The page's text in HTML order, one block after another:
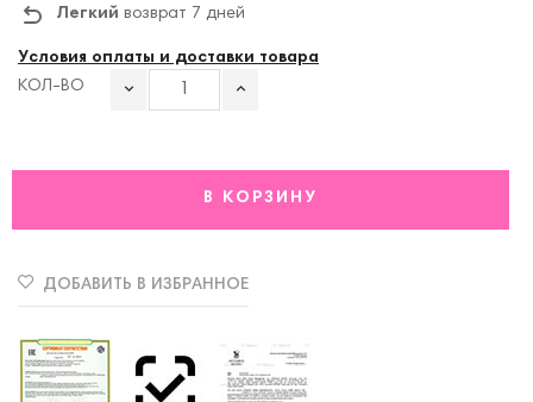
Легкий возврат 7 дней
Условия оплаты и доставки товара
КОЛ-ВО
В КОРЗИНУ
ДОБАВИТЬ В ИЗБРАННОЕ